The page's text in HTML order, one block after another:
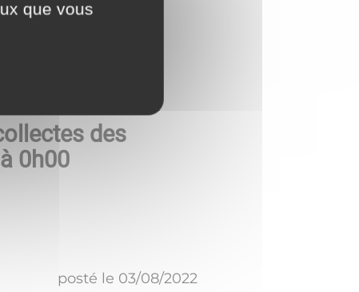
des
0h00
posté le 03/08/2022
que vous